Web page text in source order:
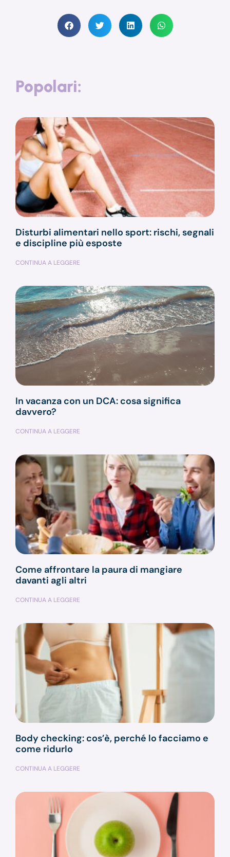
Popolari:
Disturbi alimentari nello sport: rischi, segnali
e discipline più esposte
CONTINUA A LEGGERE
In vacanza con un DCA: cosa significa
davvero?
CONTINUA A LEGGERE
Come affrontare la paura di mangiare
davanti agli altri
CONTINUA A LEGGERE
Body checking: cos’è, perché lo facciamo e
come ridurlo
CONTINUA A LEGGERE